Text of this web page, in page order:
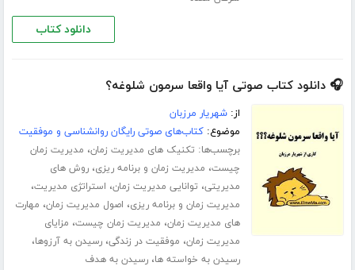
دانلود کتاب
🎧 دانلود کتاب صوتی آیا واقعا سرمون شلوغه؟
از:شهریار مرزبان
موضوع:کتاب‌های صوتی رایگان روانشناسی و موفقیت
برچسب‌ها: تکنیک های مدیریت زمان، مدیریت زمان
چیست، مدیریت زمان و برنامه ریزی،روش های
مدیریتی، توانایی مدیریت زمان، استراتژی مدیریت،
مدیریت زمان و برنامه ریزی، اصول مدیریت زمان، مهارت
های مدیریت زمان، مدیریت زمان چیست، مزایای
مدیریت زمان، موفقیت در زندگی،رسیدن به آرزوها،
رسیدن به خواسته ها،رسیدن به هدف